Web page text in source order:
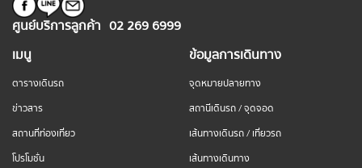
ศูนย์บริการลูกค้า 02 269 6999
เมนู
ตารางเดินรถ
ข่าวสาร
สถานที่ท่องเที่ยว
โปรโมชั่น
ข้อมูลการเดินทาง
จุดหมายปลายทาง
สถานีเดินรถ / จุดจอด
เส้นทางเดินรถ / เที่ยวรถ
เส้นทางเดินทาง